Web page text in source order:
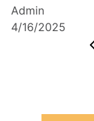
Admin
4/16/2025